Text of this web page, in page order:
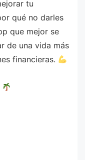
tu
qué no darles
que mejor se
de una vida más
financieras.